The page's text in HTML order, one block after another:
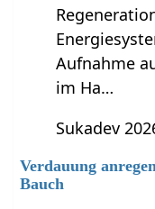
Aufnahme
im Ha…
Sukadev
Verdauung
Bauch